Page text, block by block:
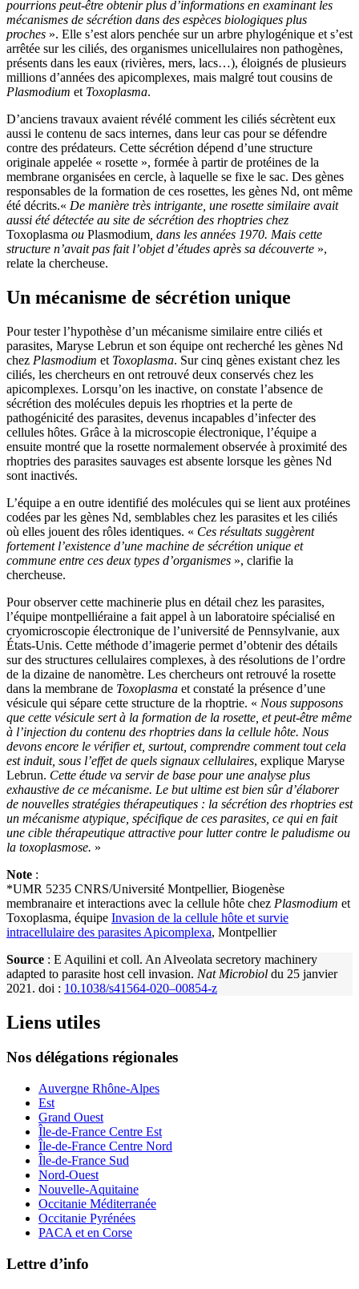
pourrions peut-être obtenir plus d’informations en examinant les
mécanismes de sécrétion dans des espèces biologiques plus
proches ». Elle s’est alors penchée sur un arbre phylogénique et s’est
arrêtée sur les ciliés, des organismes unicellulaires non pathogènes,
présents dans les eaux (rivières, mers, lacs…), éloignés de plusieurs
millions d’années des apicomplexes, mais malgré tout cousins de
Plasmodium et Toxoplasma.
D’anciens travaux avaient révélé comment les ciliés sécrètent eux
aussi le contenu de sacs internes, dans leur cas pour se défendre
contre des prédateurs. Cette sécrétion dépend d’une structure
originale appelée « rosette », formée à partir de protéines de la
membrane organisées en cercle, à laquelle se fixe le sac. Des gènes
responsables de la formation de ces rosettes, les gènes Nd, ont même
été décrits.« De manière très intrigante, une rosette similaire avait
aussi été détectée au site de sécrétion des rhoptries chez
Toxoplasma ou Plasmodium , dans les années 1970. Mais cette
structure n’avait pas fait l’objet d’études après sa découverte »,
relate la chercheuse.
Un mécanisme de sécrétion unique
Pour tester l’hypothèse d’un mécanisme similaire entre ciliés et
parasites, Maryse Lebrun et son équipe ont recherché les gènes Nd
chez Plasmodium et Toxoplasma. Sur cinq gènes existant chez les
ciliés, les chercheurs en ont retrouvé deux conservés chez les
apicomplexes. Lorsqu’on les inactive, on constate l’absence de
sécrétion des molécules depuis les rhoptries et la perte de
pathogénicité des parasites, devenus incapables d’infecter des
cellules hôtes. Grâce à la microscopie électronique, l’équipe a
ensuite montré que la rosette normalement observée à proximité des
rhoptries des parasites sauvages est absente lorsque les gènes Nd
sont inactivés.
L’équipe a en outre identifié des molécules qui se lient aux protéines
codées par les gènes Nd, semblables chez les parasites et les ciliés
où elles jouent des rôles identiques. « Ces résultats suggèrent
fortement l’existence d’une machine de sécrétion unique et
commune entre ces deux types d’organismes », clarifie la
chercheuse.
Pour observer cette machinerie plus en détail chez les parasites,
l’équipe montpelliéraine a fait appel à un laboratoire spécialisé en
cryomicroscopie électronique de l’université de Pennsylvanie, aux
États-Unis. Cette méthode d’imagerie permet d’obtenir des détails
sur des structures cellulaires complexes, à des résolutions de l’ordre
de la dizaine de nanomètre. Les chercheurs ont retrouvé la rosette
dans la membrane de Toxoplasma et constaté la présence d’une
vésicule qui sépare cette structure de la rhoptrie. « Nous supposons
que cette vésicule sert à la formation de la rosette, et peut-être même
à l’injection du contenu des rhoptries dans la cellule hôte. Nous
devons encore le vérifier et, surtout, comprendre comment tout cela
est induit, sous l’effet de quels signaux cellulaires, explique Maryse
Lebrun. Cette étude va servir de base pour une analyse plus
exhaustive de ce mécanisme. Le but ultime est bien sûr d’élaborer
de nouvelles stratégies thérapeutiques : la sécrétion des rhoptries est
un mécanisme atypique, spécifique de ces parasites, ce qui en fait
une cible thérapeutique attractive pour lutter contre le paludisme ou
la toxoplasmose. »
Note :
*UMR 5235 CNRS/Université Montpellier, Biogenèse
membranaire et interactions avec la cellule hôte chez Plasmodium et
Toxoplasma, équipe Invasion de la cellule hôte et survie
intracellulaire des parasites Apicomplexa, Montpellier
Source : E Aquilini et coll. An Alveolata secretory machinery
adapted to parasite host cell invasion. Nat Microbiol du 25 janvier
2021. doi : 10.1038/s41564-020–00854‑z
Liens utiles
Nos délégations régionales
Auvergne Rhône-Alpes
Est
Grand Ouest
Île-de-France Centre Est
Île-de-France Centre Nord
Île-de-France Sud
Nord-Ouest
Nouvelle-Aquitaine
Occitanie Méditerranée
Occitanie Pyrénées
PACA et en Corse
Lettre d’info